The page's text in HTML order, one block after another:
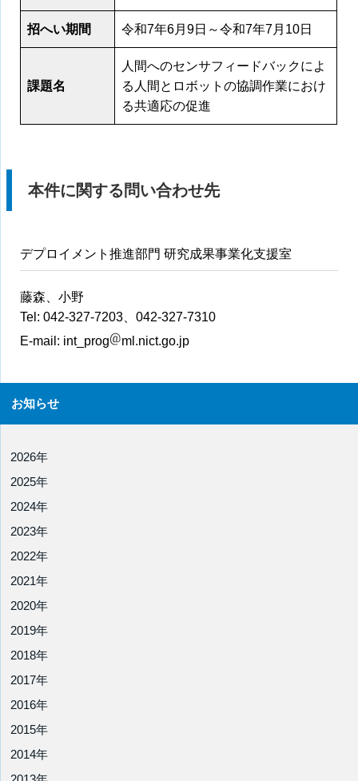
招へい期間 令和7年6月9日～令和7年7月10日
課題名
人間へのセンサフィードバックによ
る人間とロボットの協調作業におけ
る共適応の促進
本件に関する問い合わせ先
デプロイメント推進部門 研究成果事業化支援室
藤森、小野
Tel: 042-327-7203、042-327-7310
E-mail: int_prog ml.nict.go.jp
お知らせ
2026年
2025年
2024年
2023年
2022年
2021年
2020年
2019年
2018年
2017年
2016年
2015年
2014年